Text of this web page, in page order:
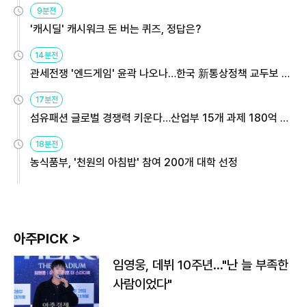
9분전
'캐시딜' 캐시워크 돈 버는 퀴즈, 정답은?
14분전
관세전쟁 '엔드게임' 윤곽 나오나…한국 新통상정책 교두보 활
용해야
17분전
섬유패션 글로벌 경쟁력 키운다…산업부 15개 과제 180억 지
원
18분전
농식품부, '천원의 아침밥' 참여 200개 대학 선정
아주PICK >
임영웅, 데뷔 10주년…"난 늘 부족한
사람이었다"